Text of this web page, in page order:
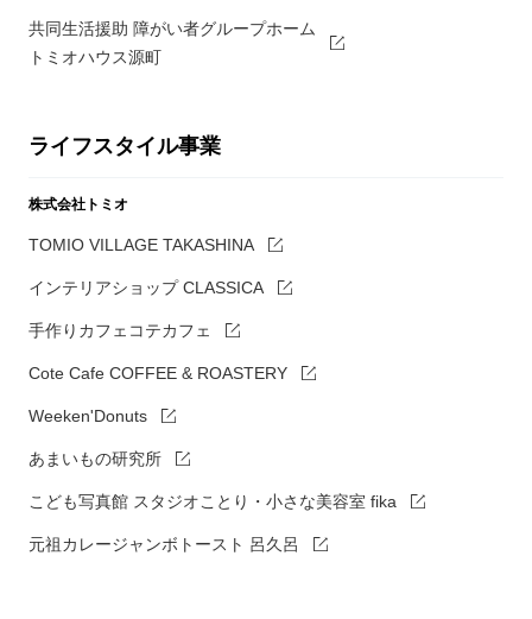
共同生活援助 障がい者グループホーム
トミオハウス源町
ライフスタイル事業
株式会社トミオ
TOMIO VILLAGE TAKASHINA
インテリアショップ CLASSICA
手作りカフェコテカフェ
Cote Cafe COFFEE & ROASTERY
Weeken'Donuts
あまいもの研究所
こども写真館 スタジオことり・小さな美容室 fika
元祖カレージャンボトースト 呂久呂